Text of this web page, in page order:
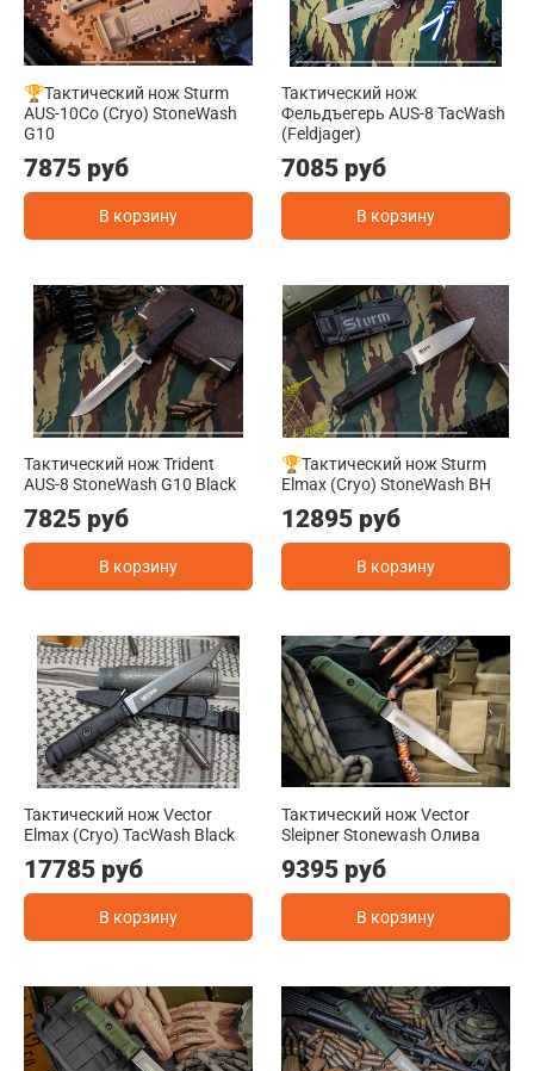
🏆Тактический нож Sturm
AUS-10Co (Cryo) StoneWash
G10
7875 руб
В корзину
Тактический нож
Фельдъегерь AUS-8 TacWash
(Feldjager)
7085 руб
В корзину
Тактический нож Trident
AUS-8 StoneWash G10 Black
7825 руб
В корзину
🏆Тактический нож Sturm
Elmax (Cryo) StoneWash BH
12895 руб
В корзину
Тактический нож Vector
Elmax (Cryo) TacWash Black
17785 руб
В корзину
Тактический нож Vector
Sleipner Stonewash Олива
9395 руб
В корзину